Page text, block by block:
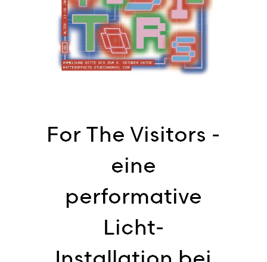
For The Visitors -
eine
performative
Licht-